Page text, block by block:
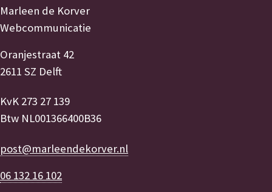
Marleen de Korver
Webcommunicatie
Oranjestraat 42
2611 SZ Delft
KvK 273 27 139
Btw NL001366400B36
post@marleendekorver.nl
06 132 16 102